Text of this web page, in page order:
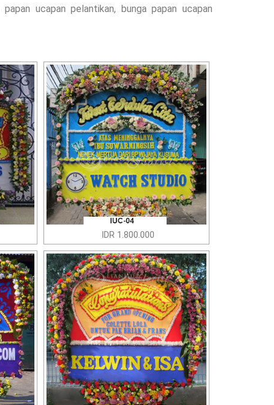
papan ucapan pelantikan, bunga papan ucapan
IDR 1.800.000